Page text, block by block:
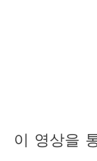
이 영상을